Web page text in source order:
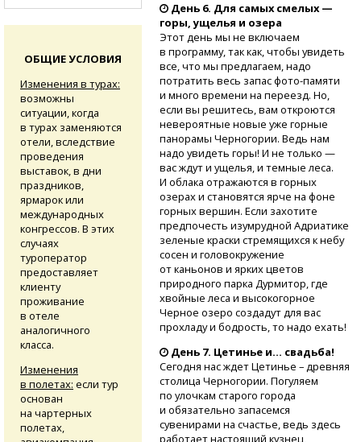
День 6. Для самых смелых —
горы, ущелья и озера
Этот день мы не включаем
в программу, так как, чтобы увидеть
все, что мы предлагаем, надо
потратить весь запасфото-памяти
и много времени на переезд. Но,
если вы решитесь, вам откроются
невероятные новые уже горные
панорамы Черногории. Ведь нам
надо увидеть горы! И не только —
вас ждут и ущелья, и темные леса.
И облака отражаются в горных
озерах и становятся ярче на фоне
горных вершин. Если захотите
предпочесть изумрудной Адриатике
зеленые краски стремящихся к небу
сосен и головокружение
от каньонов и ярких цветов
природного парка Дурмитор, где
хвойные леса и высокогорное
Черное озеро создадут для вас
прохладу и бодрость, то надо ехать!
День 7. Цетинье и… свадьба!
Сегодня нас ждет Цетинье – древняя
столица Черногории. Погуляем
по улочкам старого города
и обязательно запасемся
сувенирами на счастье, ведь здесь
работает настоящий кузнец,
ОБЩИЕ УСЛОВИЯ
Изменения в турах:
возможны
ситуации, когда
в турах заменяются
отели, вследствие
проведения
выставок, в дни
праздников,
ярмарок или
международных
конгрессов. В этих
случаях
туроператор
предоставляет
клиенту
проживание
в отеле
аналогичного
класса.
Изменения
в полетах: если тур
основан
на чартерных
полетах,